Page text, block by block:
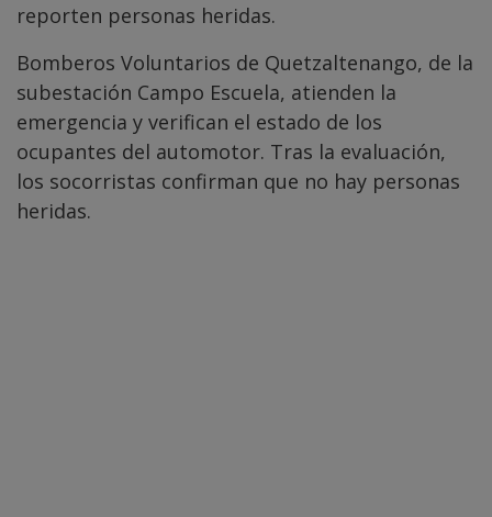
reporten personas heridas.
Bomberos Voluntarios de Quetzaltenango, de la
subestación Campo Escuela, atienden la
emergencia y verifican el estado de los
ocupantes del automotor. Tras la evaluación,
los socorristas confirman que no hay personas
heridas.